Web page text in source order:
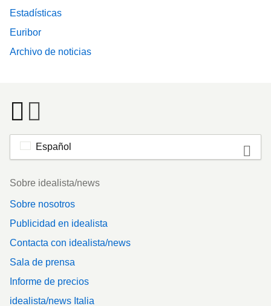
Estadísticas
Euribor
Archivo de noticias
Español
Footer
Sobre idealista/news
Sobre nosotros
Publicidad en idealista
Contacta con idealista/news
Sala de prensa
Informe de precios
idealista/news Italia